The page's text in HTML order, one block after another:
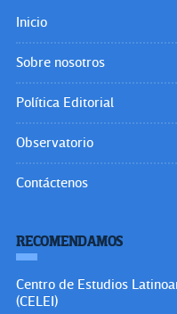
Inicio
Sobre nosotros
Política Editorial
Observatorio
Contáctenos
RECOMENDAMOS
Centro de Estudios
(CELEI)